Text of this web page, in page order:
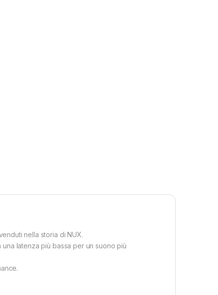
nella storia di NUX.
latenza più bassa per un suono più